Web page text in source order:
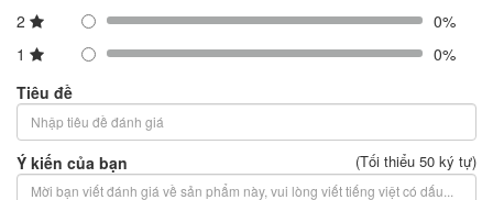
2
0%
1
0%
Tiêu đề
Ý kiến của bạn (Tối thiểu 50 ký tự)